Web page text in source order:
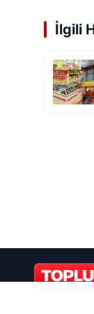
İlgili
ŞOK
olan